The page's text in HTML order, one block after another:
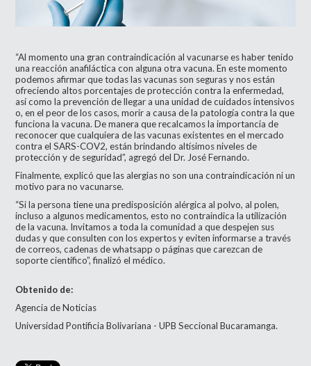
“Al momento una gran contraindicación al vacunarse es haber tenido
una reacción anafiláctica con alguna otra vacuna. En este momento
podemos afirmar que todas las vacunas son seguras y nos están
ofreciendo altos porcentajes de protección contra la enfermedad,
así como la prevención de llegar a una unidad de cuidados intensivos
o, en el peor de los casos, morir a causa de la patología contra la que
funciona la vacuna. De manera que recalcamos la importancia de
reconocer que cualquiera de las vacunas existentes en el mercado
contra el SARS-COV2, están brindando altísimos niveles de
protección y de seguridad”, agregó del Dr. José Fernando.
Finalmente, explicó que las alergias no son una contraindicación ni un
motivo para no vacunarse.
“Si la persona tiene una predisposición alérgica al polvo, al polen,
incluso a algunos medicamentos, esto no contraindica la utilización
de la vacuna. Invitamos a toda la comunidad a que despejen sus
dudas y que consulten con los expertos y eviten informarse a través
de correos, cadenas de whatsapp o páginas que carezcan de
soporte científico”, finalizó el médico.
Obtenido de:
Agencia de Noticias
Universidad Pontificia Bolivariana - UPB Seccional Bucaramanga.